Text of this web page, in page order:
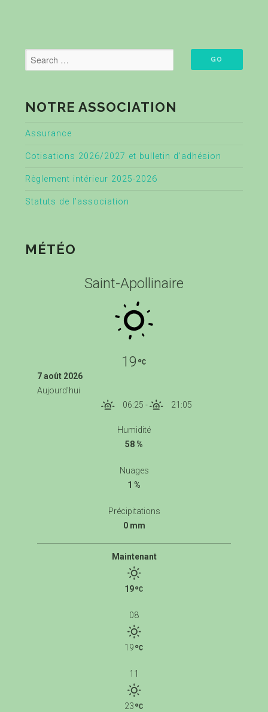
NOTRE ASSOCIATION
Assurance
Cotisations 2026/2027 et bulletin d’adhésion
Règlement intérieur 2025-2026
Statuts de l’association
MÉTÉO
Saint-Apollinaire
19
7 août 2026
Aujourd'hui
06:25 - 21:05
Humidité
58 %
Nuages
1 %
Précipitations
0 mm
Maintenant
19
08
19
11
23